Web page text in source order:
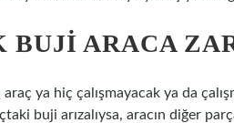
BUJI ARACA
araç ya hiç çalışmayacak ya da
buji arızalıysa, aracın diğer